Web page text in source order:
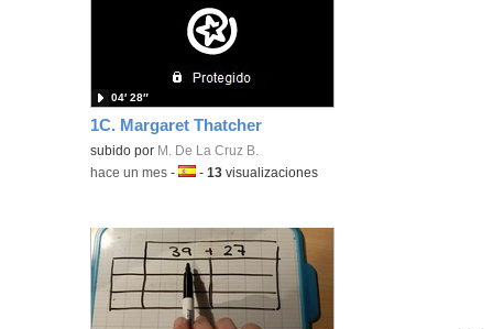
1C. Margaret Thatcher
subido por M. De La Cruz B.
04′ 28″
-hace un mes -Idioma:
-13 visualizaciones